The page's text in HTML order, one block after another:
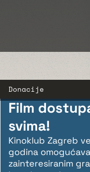
Donacije
Film
svima!
Kinoklub Zagreb
godina
zainteresiranim